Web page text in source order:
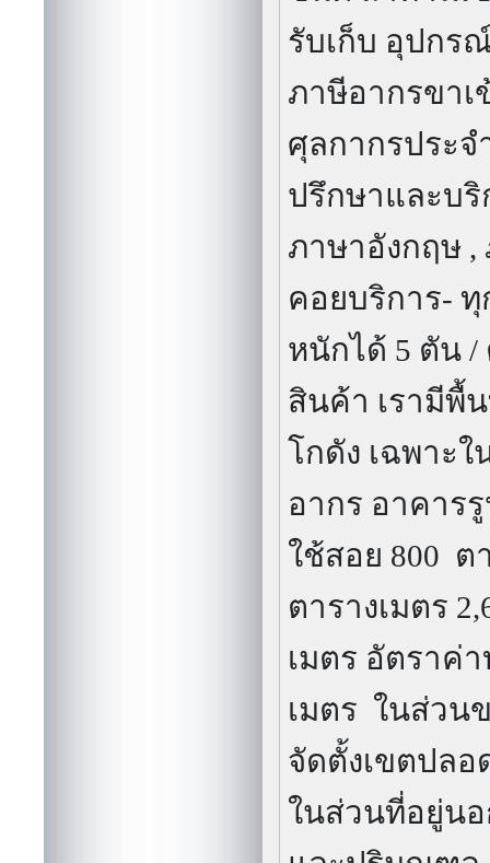
ประกอบการ
ผลิตสินค้าอุต
ของกรมศุลก
กระจายสินค้า
ได้แก่การช่ว
ชนิดสินค้ามี
ชิปปิ้ง และก
บริการจองเ
สิทธิพิเศษต่าง
รับเก็บ อุปกร
ศุลกากรประ
ปรึกษาและบ
ภาษาอังกฤษ
คอยบริการ
หนักได้ 5 ตัน /